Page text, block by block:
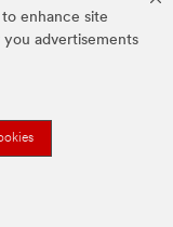
enhance site
you advertisements